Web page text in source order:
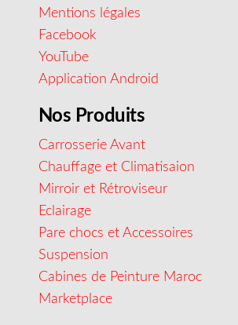
Mentions légales
Facebook
YouTube
Application Android
Nos Produits
Carrosserie Avant
Chauffage et Climatisaion
Mirroir et Rétroviseur
Eclairage
Pare chocs et Accessoires
Suspension
Cabines de Peinture Maroc
Marketplace